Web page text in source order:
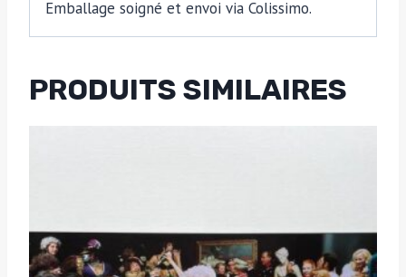
Emballage soigné et envoi via Colissimo.
PRODUITS SIMILAIRES